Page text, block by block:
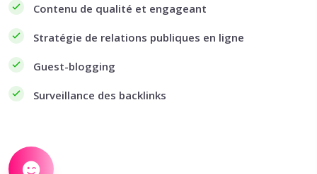
Contenu de qualité et engageant
Stratégie de relations publiques en ligne
Guest-blogging
Surveillance des backlinks